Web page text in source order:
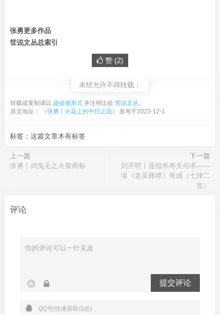
张勇更多作品
世说文丛总索引
赞 (2)
未经允许不得转载：
转载或复制请以 超链接形式 并注明出处 世说文丛。
原文地址：
《张勇丨火花上的中日之战》 发布于2023-12-1
标签：这篇文章木有标签
上一篇
张勇丨鸡兔见之火柴商标
下一篇
刘开明丨遥指米寿夫何求——
读《老吴雜谭》有感（七律二
首）
评论
提交评论